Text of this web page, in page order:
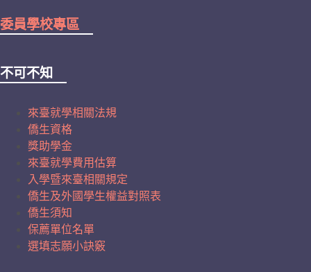
委員學校專區
不可不知
來臺就學相關法規
僑生資格
獎助學金
來臺就學費用估算
入學暨來臺相關規定
僑生及外國學生權益對照表
僑生須知
保薦單位名單
選填志願小訣竅